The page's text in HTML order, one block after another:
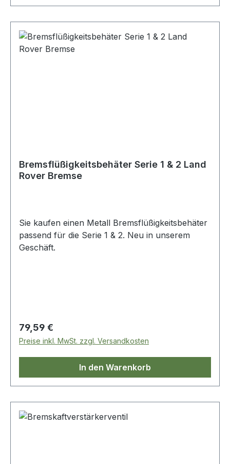
Bremsflüßigkeitsbehäter Serie 1 & 2 Land
Rover Bremse
Sie kaufen einen Metall Bremsflüßigkeitsbehäter
passend für die Serie 1 & 2. Neu in unserem
Geschäft.
Regulärer Preis:
79,59 €
Preise inkl. MwSt. zzgl. Versandkosten
In den Warenkorb